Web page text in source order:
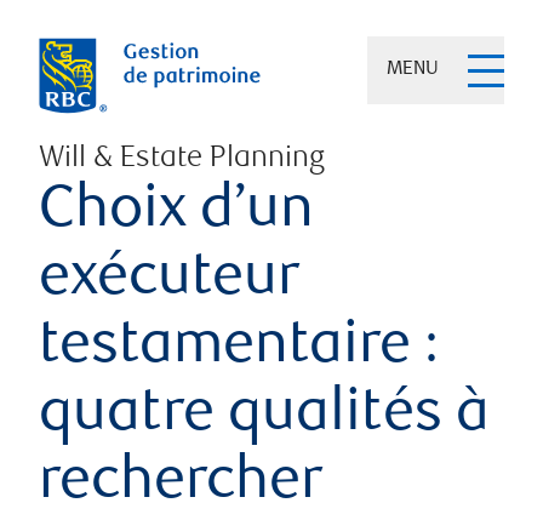
MENU
Will & Estate Planning
Choix d’un
exécuteur
testamentaire :
quatre qualités à
rechercher